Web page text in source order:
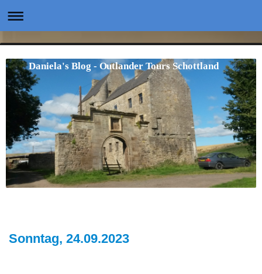
Daniela's Blog - Outlander Tours Schottland
Sonntag, 24.09.2023